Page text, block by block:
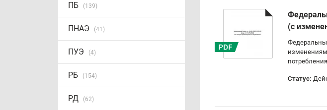
ПБ (139)
ПНАЭ (41)
ПУЭ (4)
РБ (154)
РД (62)
(с
Статус: